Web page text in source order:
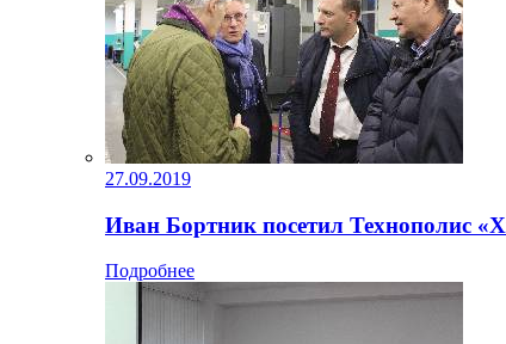
27.09.2019
Иван Бортник посетил Технополис
Подробнее